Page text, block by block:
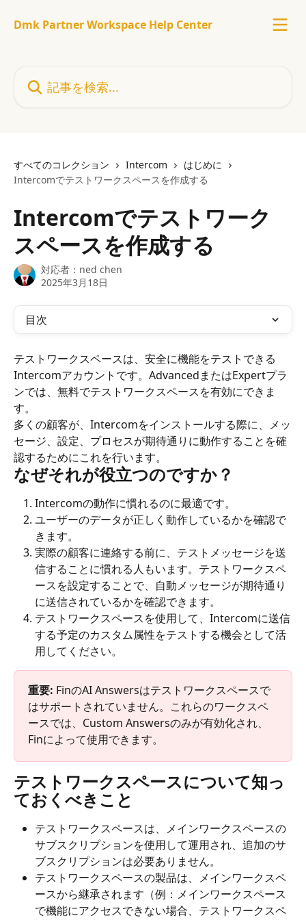
Dmk Partner Workspace Help Center
すべてのコレクション Intercom
はじめに
Intercomでテストワークスペースを作成する
Intercomでテストワーク
スペースを作成する
対応者： ned chen
2025年3月18日
目次
テストワークスペースは、安全に機能をテストできる
Intercomアカウントです。AdvancedまたはExpertプラ
ンでは、無料でテストワークスペースを有効にできま
す。
多くの顧客が、Intercomをインストールする際に、メッ
セージ、設定、プロセスが期待通りに動作することを確
認するためにこれを行います。
なぜそれが役立つのですか？
Intercomの動作に慣れるのに最適です。
ユーザーのデータが正しく動作しているかを確認で
きます。
実際の顧客に連絡する前に、テストメッセージを送
信することに慣れる人もいます。テストワークスペ
ースを設定することで、自動メッセージが期待通り
に送信されているかを確認できます。
テストワークスペースを使用して、Intercomに送信
する予定のカスタム属性をテストする機会として活
用してください。
重要: FinのAI Answersはテストワークスペースで
はサポートされていません。これらのワークスペ
ースでは、Custom Answersのみが有効化され、
Finによって使用できます。
テストワークスペースについて知っ
ておくべきこと
テストワークスペースは、メインワークスペースの
サブスクリプションを使用して運用され、追加のサ
ブスクリプションは必要ありません。
テストワークスペースの製品は、メインワークスペ
ースから継承されます（例：メインワークスペース
で機能にアクセスできない場合、テストワークスペ